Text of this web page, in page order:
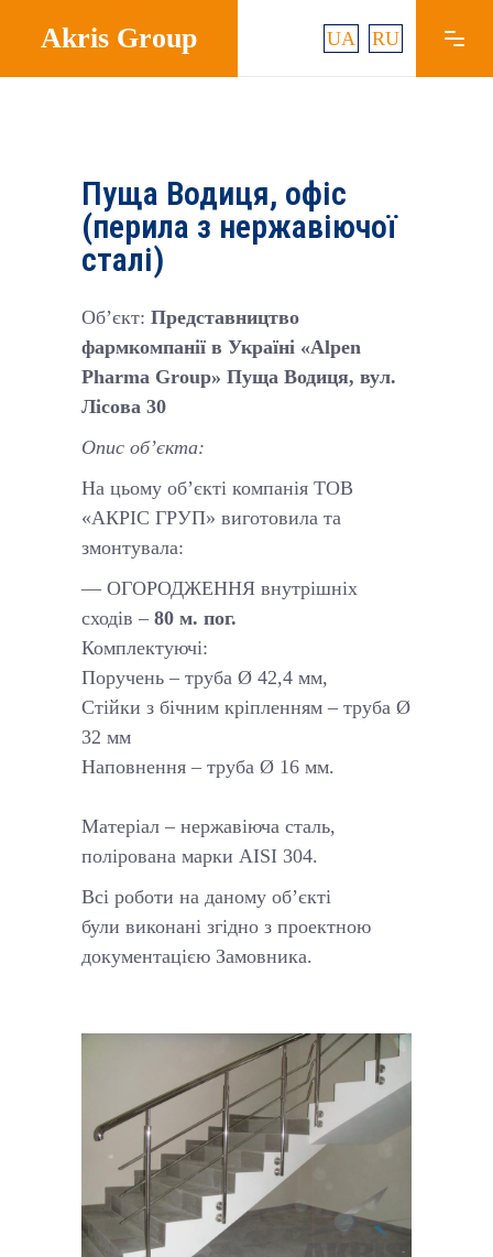
Akris Group UA RU
Пуща Водиця, офіс
(перила з нержавіючої
сталі)
Об’єкт: Представництво
фармкомпанії в Україні «Alpen
Pharma Group» Пуща Водиця, вул.
Лісова 30
Опис об’єкта:
На цьому об’єкті компанія ТОВ
«АКРІС ГРУП» виготовила та
змонтувала:
— ОГОРОДЖЕННЯ внутрішніх
сходів – 80 м. пог.
Комплектуючі:
Поручень – труба Ø 42,4 мм,
Стійки з бічним кріпленням – труба Ø
32 мм
Наповнення – труба Ø 16 мм.
Матеріал – нержавіюча сталь,
полірована марки AISI 304.
Всі роботи на даному об’єкті
були виконані згідно з проектною
документацією Замовника.